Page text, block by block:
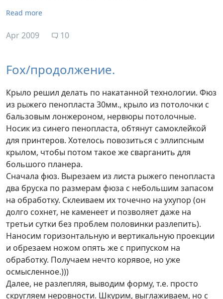
Read more
Apr 2009 10
Fox/продолжение.
Крыло решил делать по накатанной технологии. Фюз
из рыжего пенопласта 30мм., крыло из потолочки с
бальзовым лонжероном, нервюры потолочные.
Носик из синего пенопласта, обтянут самоклейкой
для принтеров. Хотелось повозиться с эллипсным
крылом, чтобы потом такое же сварганить для
большого планера.
Сначала фюз. Вырезаем из листа рыжего пенопласта
два бруска по размерам фюза с небольшим запасом
на обработку. Склеиваем их точечно на ухупор (он
долго сохнет, не каменеет и позволяет даже на
третьи сутки без проблем половинки разлепить).
Наносим горизонтальную и вертикальную проекции
и обрезаем ножом опять же с припуском на
обработку. Получаем нечто корявое, но уже
осмысленное.)))
Далее, не разлепляя, выводим форму, т.е. просто
скругляем неровности. Шкурим, выглаживаем, но с